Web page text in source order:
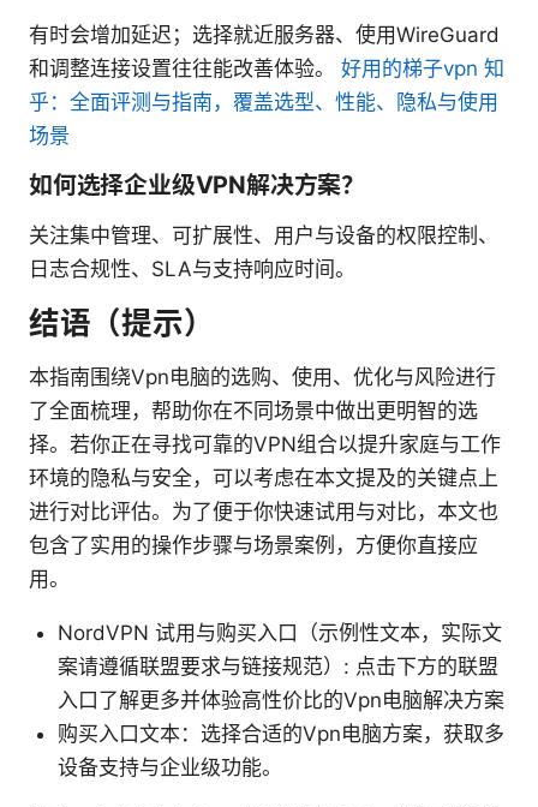
有时会增加延迟；选择就近服务器、使用WireGuard
和调整连接设置往往能改善体验。 好用的梯子vpn 知
乎：全面评测与指南，覆盖选型、性能、隐私与使用
场景
如何选择企业级VPN解决方案？
关注集中管理、可扩展性、用户与设备的权限控制、
日志合规性、SLA与支持响应时间。
结语（提示）
本指南围绕Vpn电脑的选购、使用、优化与风险进行
了全面梳理，帮助你在不同场景中做出更明智的选
择。若你正在寻找可靠的VPN组合以提升家庭与工作
环境的隐私与安全，可以考虑在本文提及的关键点上
进行对比评估。为了便于你快速试用与对比，本文也
包含了实用的操作步骤与场景案例，方便你直接应
用。
NordVPN 试用与购买入口（示例性文本，实际文
案请遵循联盟要求与链接规范）: 点击下方的联盟
入口了解更多并体验高性价比的Vpn电脑解决方案
购买入口文本：选择合适的Vpn电脑方案，获取多
设备支持与企业级功能。